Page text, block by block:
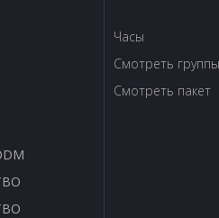
Часы
Смотреть группы
Смотреть пакет